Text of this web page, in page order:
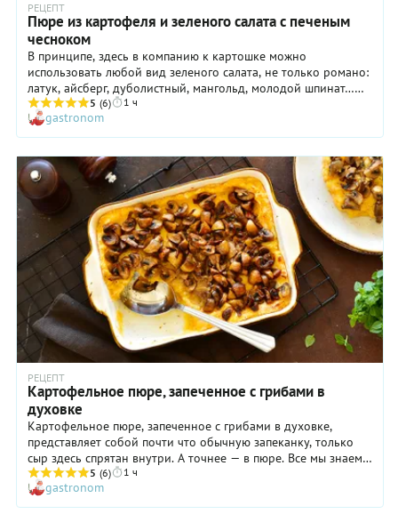
РЕЦЕПТ
Пюре из картофеля и зеленого салата с печеным
чесноком
В принципе, здесь в компанию к картошке можно
использовать любой вид зеленого салата, не только романо:
латук, айсберг, дуболистный, мангольд, молодой шпинат…
Смысл этой добавки в том, чтобы придать картофельному
пюре обычно не характерную для него нотку свежести (ну и
чуть-чуть витаминов), а также сделать это блюдо более
диетическим.
5 (6) 1 ч
gastronom
РЕЦЕПТ
Картофельное пюре, запеченное с грибами в
духовке
Картофельное пюре, запеченное с грибами в духовке,
представляет собой почти что обычную запеканку, только
сыр здесь спрятан внутри. А точнее — в пюре. Все мы знаем,
как любят запеканки дети, но и взрослых уговаривать не
приходится. А самое замечательное в этом блюде
— возможность использовать несъеденное картофельное
5 (6) 1 ч
gastronom